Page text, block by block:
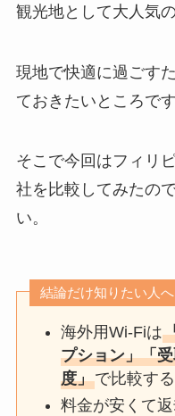
観光地として大人気
現地で快適に過ごす
ておきたいところです
そこで今回はフィリ
社を比較してみたの
い。
結論だけ知りたい人へ
海外用Wi-Fiは
プション」「
度」で比較する
料金が安くて